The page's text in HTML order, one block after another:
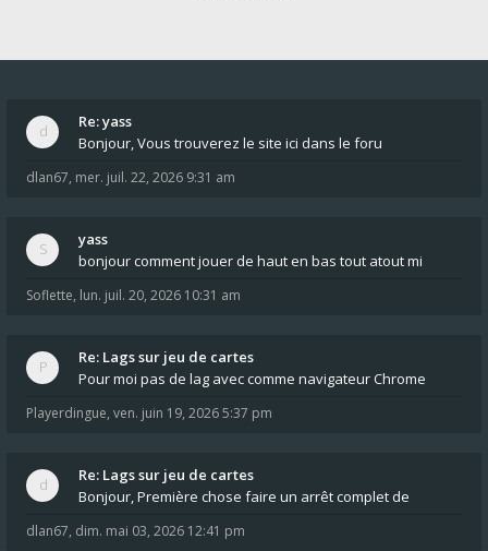
Re: yass
Bonjour, Vous trouverez le site ici dans le foru
dlan67, mer. juil. 22, 2026 9:31 am
yass
bonjour comment jouer de haut en bas tout atout mi
Soflette, lun. juil. 20, 2026 10:31 am
Re: Lags sur jeu de cartes
Pour moi pas de lag avec comme navigateur Chrome
Playerdingue, ven. juin 19, 2026 5:37 pm
Re: Lags sur jeu de cartes
Bonjour, Première chose faire un arrêt complet de
dlan67, dim. mai 03, 2026 12:41 pm